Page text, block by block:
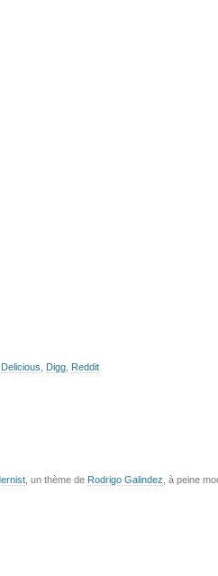
Delicious Digg Reddit
, un thème de Rodrigo Galindez , à peine